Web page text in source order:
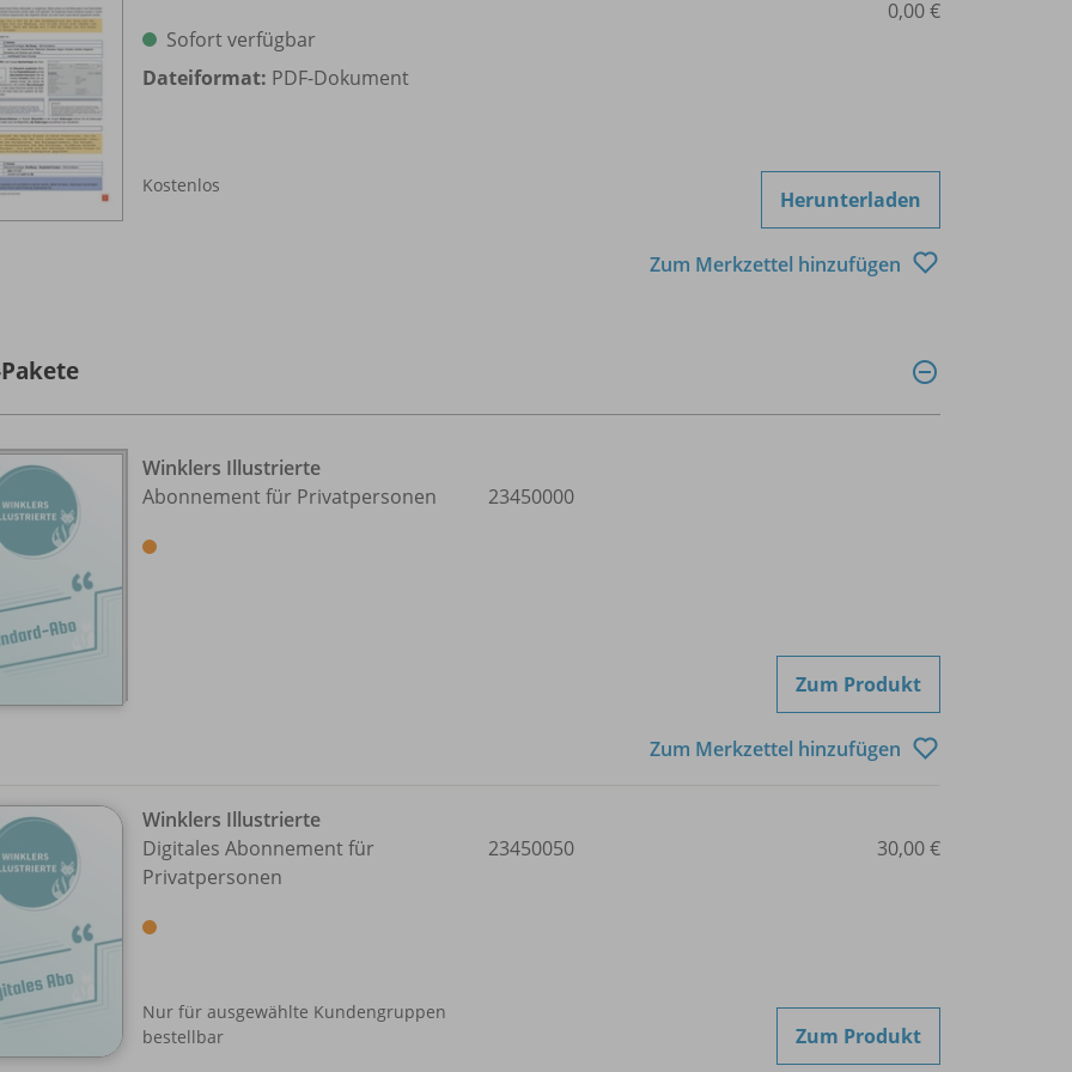
Sofort verfügbar
Dateiformat: PDF-Dokument
Kostenlos
0,00 €
Herunterladen
Zum Merkzettel hinzufügen
Winklers Illustrierte
Abonnement für Privatpersonen
23450000
Zum Produkt
Zum Merkzettel hinzufügen
Winklers Illustrierte
Digitales Abonnement für
Privatpersonen
Nur für ausgewählte Kundengruppen
bestellbar
23450050 30,00 €
Zum Produkt